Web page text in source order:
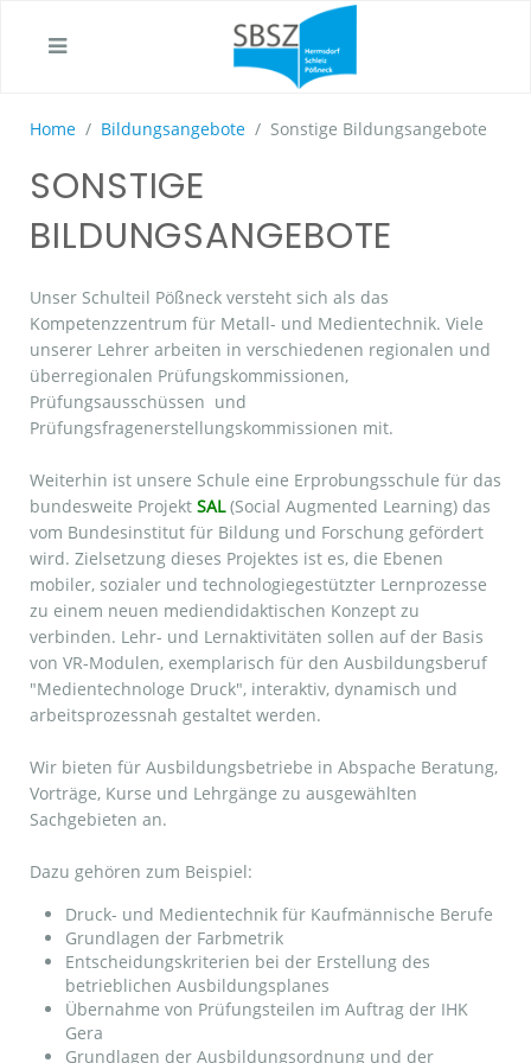
Home Bildungsangebote Sonstige Bildungsangebote
SONSTIGE
BILDUNGSANGEBOTE
Unser Schulteil Pößneck versteht sich als das
Kompetenzzentrum für Metall- und Medientechnik. Viele
unserer Lehrer arbeiten in verschiedenen regionalen und
überregionalen Prüfungskommissionen,
Prüfungsausschüssen und
Prüfungsfragenerstellungskommissionen mit.
Weiterhin ist unsere Schule eine Erprobungsschule für das
bundesweite Projekt SAL(Social Augmented Learning) das
vom Bundesinstitut für Bildung und Forschung gefördert
wird. Zielsetzung dieses Projektes ist es, die Ebenen
mobiler, sozialer und technologiegestützter Lernprozesse
zu einem neuen mediendidaktischen Konzept zu
verbinden. Lehr- und Lernaktivitäten sollen auf der Basis
von VR-Modulen, exemplarisch für den Ausbildungsberuf
"Medientechnologe Druck", interaktiv, dynamisch und
arbeitsprozessnah gestaltet werden.
Wir bieten für Ausbildungsbetriebe in Abspache Beratung,
Vorträge, Kurse und Lehrgänge zu ausgewählten
Sachgebieten an.
Dazu gehören zum Beispiel:
Druck- und Medientechnik für Kaufmännische Berufe
Grundlagen der Farbmetrik
Entscheidungskriterien bei der Erstellung des
betrieblichen Ausbildungsplanes
Übernahme von Prüfungsteilen im Auftrag der IHK
Gera
Grundlagen der Ausbildungsordnung und der